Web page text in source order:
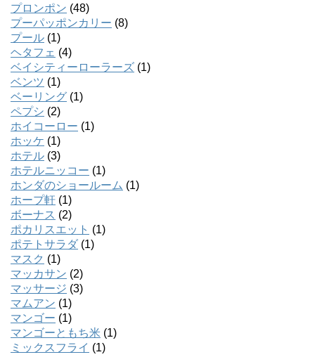
プロンポン (48)
プーパッポンカリー (8)
プール (1)
ヘタフェ (4)
ベイシティーローラーズ (1)
ベンツ (1)
ベーリング (1)
ペプシ (2)
ホイコーロー (1)
ホッケ (1)
ホテル (3)
ホテルニッコー (1)
ホンダのショールーム (1)
ホープ軒 (1)
ボーナス (2)
ポカリスエット (1)
ポテトサラダ (1)
マスク (1)
マッカサン (2)
マッサージ (3)
マムアン (1)
マンゴー (1)
マンゴーともち米 (1)
ミックスフライ (1)